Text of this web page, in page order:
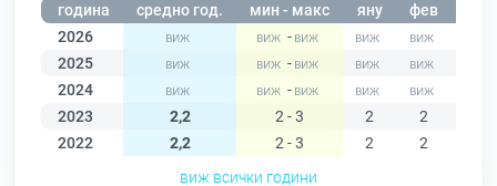
година средно год. мин - макс яну фев
2026
-
2025
-
2024
-
2023
2,2 2 - 3 2 2
2022
2,2 2 - 3 2 2
виж всички години